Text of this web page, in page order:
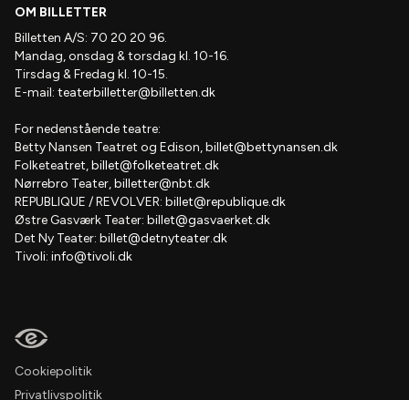
OM BILLETTER
Billetten A/S: 70 20 20 96.
Mandag, onsdag & torsdag kl. 10-16.
Tirsdag & Fredag kl. 10-15.
E-mail: teaterbilletter@billetten.dk
For nedenstående teatre:
Betty Nansen Teatret og Edison,billet@bettynansen.dk
Folketeatret,billet@folketeatret.dk
Nørrebro Teater,billetter@nbt.dk
REPUBLIQUE / REVOLVER: billet@republique.dk
Østre Gasværk Teater: billet@gasvaerket.dk
Det Ny Teater: billet@detnyteater.dk
Tivoli: info@tivoli.dk
Cookiepolitik
Privatlivspolitik